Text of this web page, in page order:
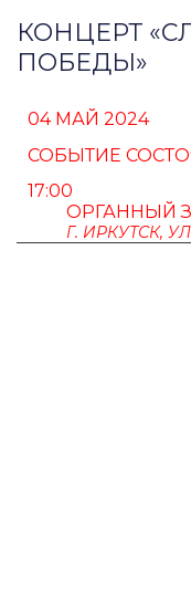
КОНЦЕРТ
ПОБЕДЫ»
04 МАЙ 2024
СОБЫТИЕ
17:00
ОРГАННЫЙ
Г. ИРКУТСК,